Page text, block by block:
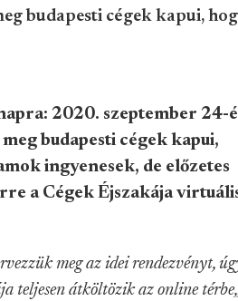
budapesti cégek kapui,
2020. szeptember 24-
budapesti cégek kapui,
ingyenesek, de előzetes
a Cégek Éjszakája
meg az idei rendezvényt,
teljesen átköltözik az online